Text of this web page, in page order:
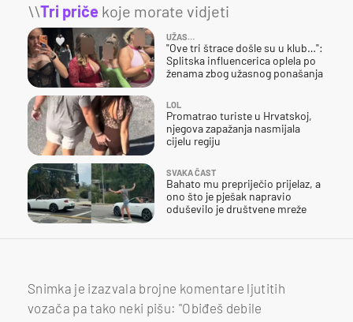
\\Tri priče koje morate vidjeti
UŽAS…
"Ove tri štrace došle su u klub…":
Splitska influencerica oplela po
ženama zbog užasnog ponašanja
LOL
Promatrao turiste u Hrvatskoj,
njegova zapažanja nasmijala
cijelu regiju
SVAKA ČAST
Bahato mu prepriječio prijelaz, a
ono što je pješak napravio
oduševilo je društvene mreže
Snimka je izazvala brojne komentare ljutitih
vozača pa tako neki pišu: "Obiđeš debile